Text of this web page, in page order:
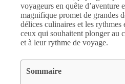
voyageurs en quête d’aventure
magnifique promet de grandes
délices culinaires et les rythmes
ceux qui souhaitent plonger au
et à leur rythme de voyage.
Sommaire